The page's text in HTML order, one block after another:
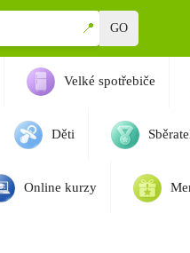
📍 GO
Velké spotřebiče
Děti
Online kurzy